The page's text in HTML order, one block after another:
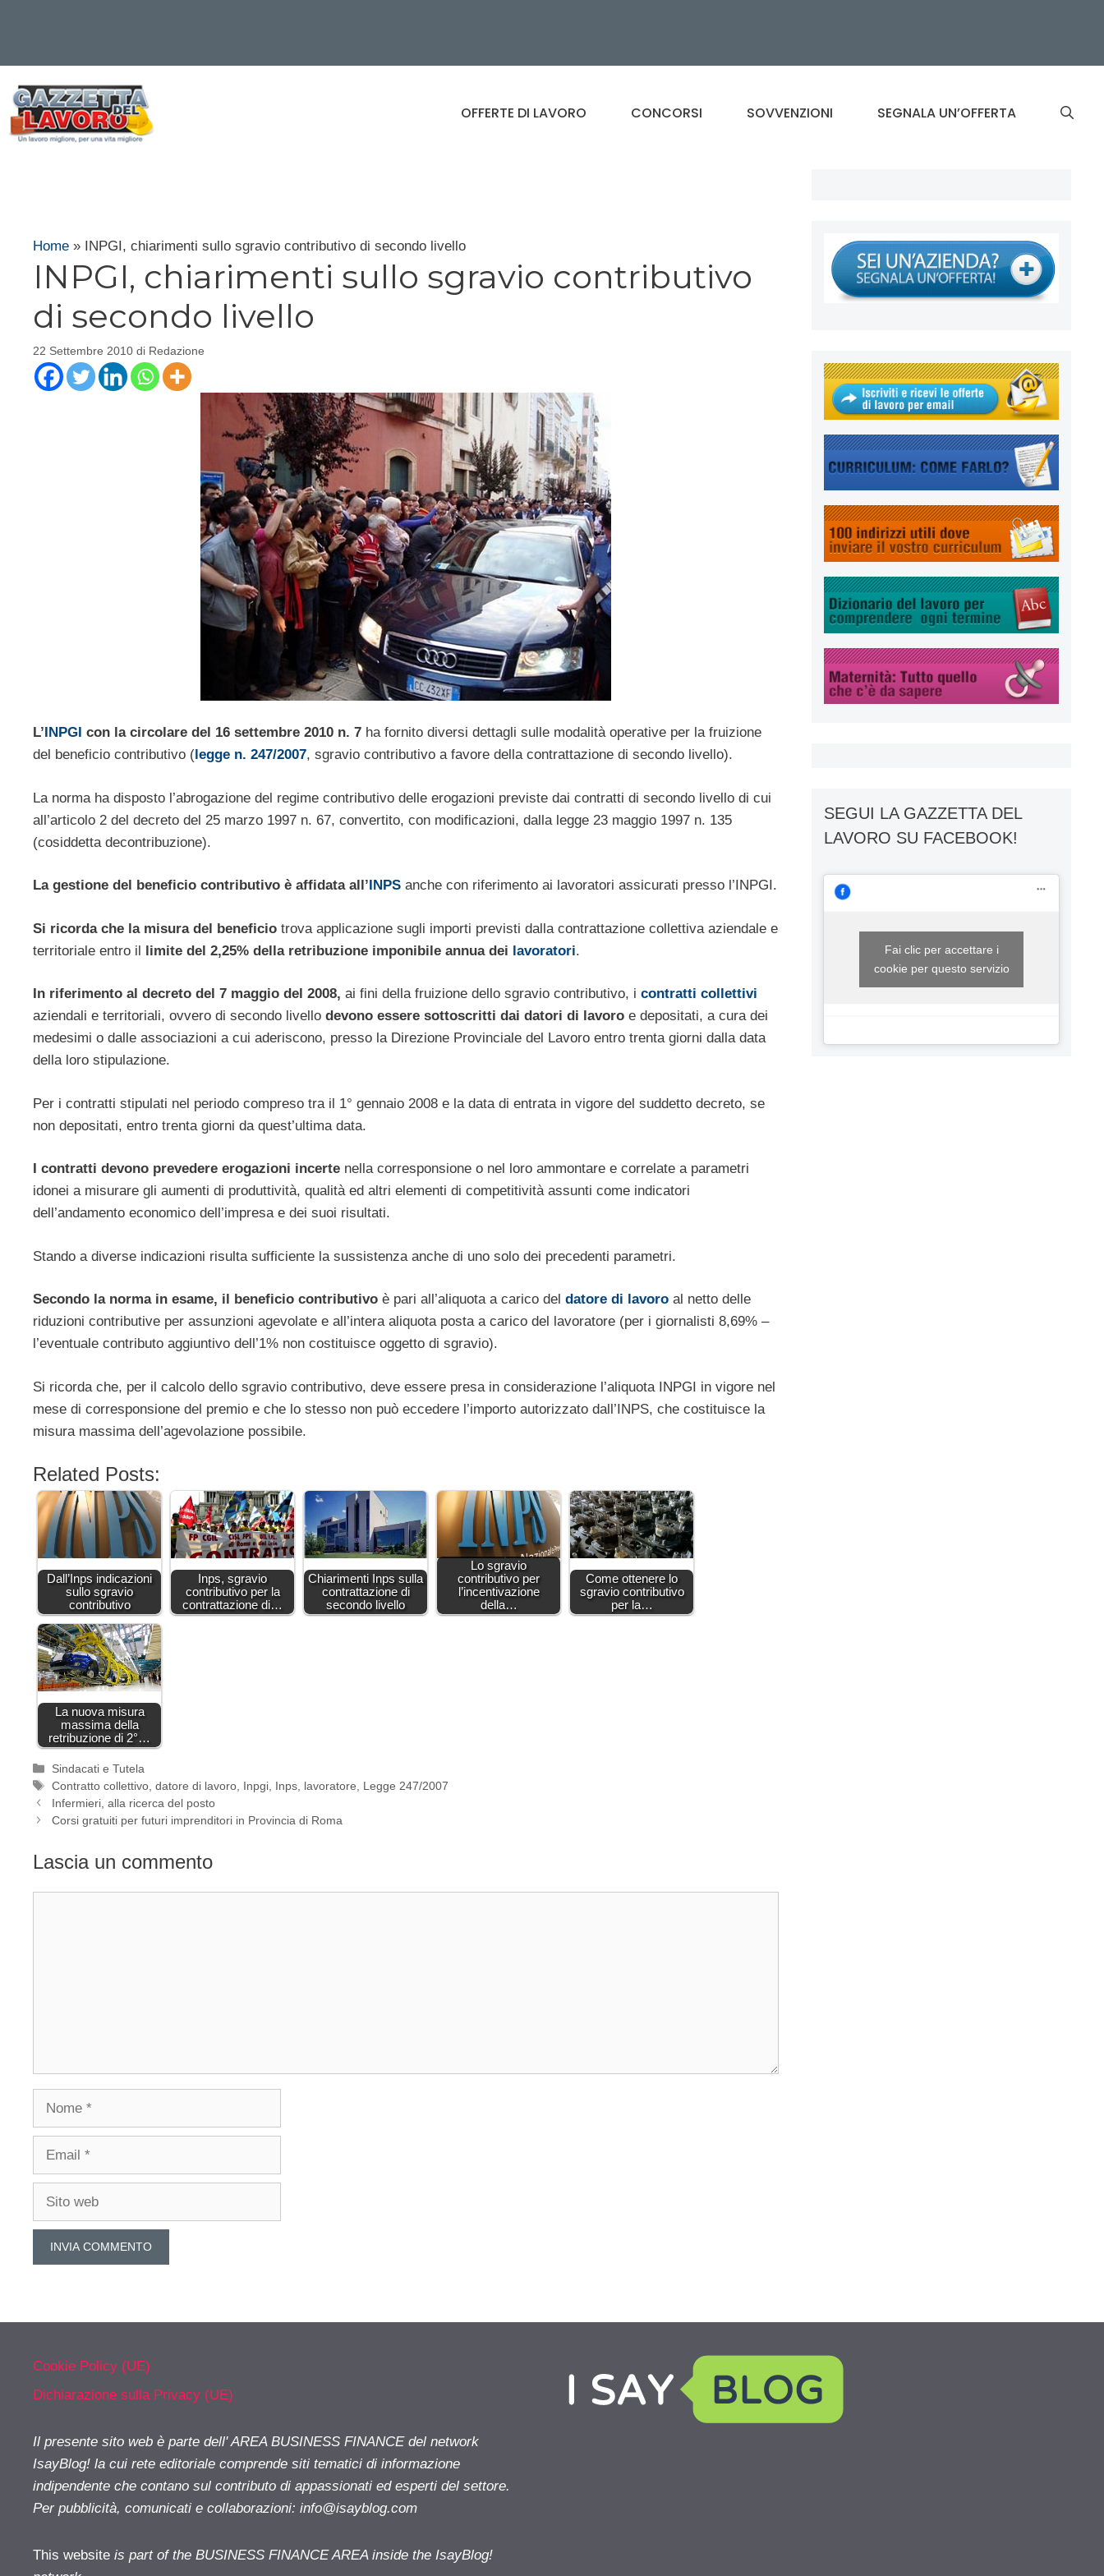
contenuto
OFFERTE DI LAVORO CONCORSI SOVVENZIONI SEGNALA UN’OFFERTA
Home » INPGI, chiarimenti sullo sgravio contributivo di secondo livello
INPGI, chiarimenti sullo sgravio contributivo
di secondo livello
22 Settembre 2010 di Redazione
L’INPGI con la circolare del 16 settembre 2010 n. 7 ha fornito diversi dettagli sulle modalità operative per la fruizione
del beneficio contributivo (legge n. 247/2007, sgravio contributivo a favore della contrattazione di secondo livello).
La norma ha disposto l’abrogazione del regime contributivo delle erogazioni previste dai contratti di secondo livello di cui
all’articolo 2 del decreto del 25 marzo 1997 n. 67, convertito, con modificazioni, dalla legge 23 maggio 1997 n. 135
(cosiddetta decontribuzione).
La gestione del beneficio contributivo è affidata all’INPS anche con riferimento ai lavoratori assicurati presso l’INPGI.
Si ricorda che la misura del beneficio trova applicazione sugli importi previsti dalla contrattazione collettiva aziendale e
territoriale entro il limite del 2,25% della retribuzione imponibile annua dei lavoratori.
In riferimento al decreto del 7 maggio del 2008, ai fini della fruizione dello sgravio contributivo, i contratti collettivi
aziendali e territoriali, ovvero di secondo livello devono essere sottoscritti dai datori di lavoro e depositati, a cura dei
medesimi o dalle associazioni a cui aderiscono, presso la Direzione Provinciale del Lavoro entro trenta giorni dalla data
della loro stipulazione.
Per i contratti stipulati nel periodo compreso tra il 1° gennaio 2008 e la data di entrata in vigore del suddetto decreto, se
non depositati, entro trenta giorni da quest’ultima data.
I contratti devono prevedere erogazioni incerte nella corresponsione o nel loro ammontare e correlate a parametri
idonei a misurare gli aumenti di produttività, qualità ed altri elementi di competitività assunti come indicatori
dell’andamento economico dell’impresa e dei suoi risultati.
Stando a diverse indicazioni risulta sufficiente la sussistenza anche di uno solo dei precedenti parametri.
Secondo la norma in esame, il beneficio contributivo è pari all’aliquota a carico del datore di lavoro al netto delle
riduzioni contributive per assunzioni agevolate e all’intera aliquota posta a carico del lavoratore (per i giornalisti 8,69% –
l’eventuale contributo aggiuntivo dell’1% non costituisce oggetto di sgravio).
Si ricorda che, per il calcolo dello sgravio contributivo, deve essere presa in considerazione l’aliquota INPGI in vigore nel
mese di corresponsione del premio e che lo stesso non può eccedere l’importo autorizzato dall’INPS, che costituisce la
misura massima dell’agevolazione possibile.
Related Posts:
Dall’Inps indicazioni
sullo sgravio
contributivo
Inps, sgravio
contributivo per la
contrattazione di…
Chiarimenti Inps sulla
contrattazione di
secondo livello
Lo sgravio
contributivo per
l’incentivazione
della…
Come ottenere lo
sgravio contributivo
per la…
La nuova misura
massima della
retribuzione di 2°…
Categorie
Sindacati e Tutela
Tag
Contratto collettivo ,datore di lavoro Inpgi Inps lavoratore
Legge 247/2007
Infermieri, alla ricerca del posto
Corsi gratuiti per futuri imprenditori in Provincia di Roma
Lascia un commento
SEGUI LA GAZZETTA DEL
LAVORO SU FACEBOOK!
Fai clic per accettare i
cookie per questo servizio
Cookie Policy (UE)
Dichiarazione sulla Privacy (UE)
Il presente sito web è parte dell' AREA BUSINESS FINANCE del network
IsayBlog! la cui rete editoriale comprende siti tematici di informazione
indipendente che contano sul contributo di appassionati ed esperti del settore.
Per pubblicità, comunicati e collaborazioni: info@isayblog.com
This website is part of the BUSINESS FINANCE AREA inside the IsayBlog!